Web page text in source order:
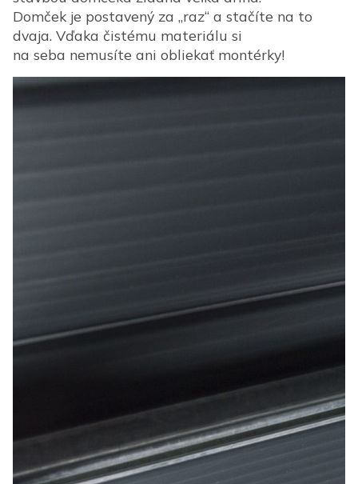
Domček je postavený za „raz“ a stačíte na to
dvaja. Vďaka čistému materiálu si
na seba nemusíte ani obliekať montérky!